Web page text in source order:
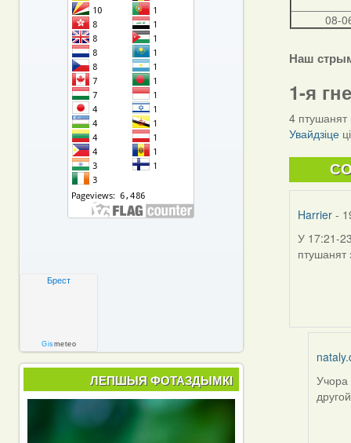
08-
Наш
1-я
4 птушанят
Увайдзіце
Harrier -
У 17:21-
птушанят
In
reply
Учора
Брест
Gismeteo
ЛЕПШЫЯ ФОТАЗДЫМКІ